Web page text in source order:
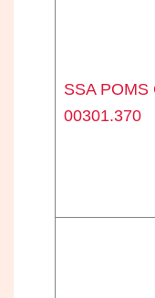
SSA POMS
00301.370